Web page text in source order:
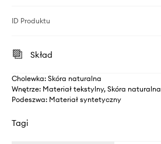
ID Produktu
Skład
Cholewka: Skóra naturalna
Wnętrze: Materiał tekstylny, Skóra naturalna
Podeszwa: Materiał syntetyczny
Tagi